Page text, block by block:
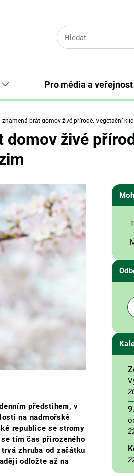
Pro média a veřejnost
brát domov živé přírodě. Vegetační
živé
předstihem, v
na nadmořské
republice se stromy
tím čas přirozeného
zhruba od začátku
odložte až na